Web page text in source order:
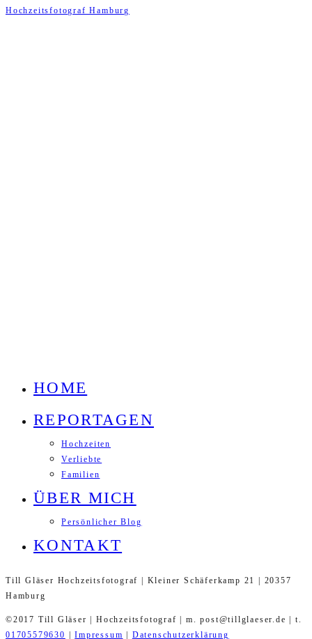
Hochzeitsfotograf Hamburg
HOME
REPORTAGEN
Hochzeiten
Verliebte
Familien
ÜBER MICH
Persönlicher Blog
KONTAKT
Till Gläser Hochzeitsfotograf | Kleiner Schäferkamp 21 | 20357
Hamburg
©2017 Till Gläser | Hochzeitsfotograf | m. post@tillglaeser.de | t.
01705579630
|Impressum Datenschutzerklärung